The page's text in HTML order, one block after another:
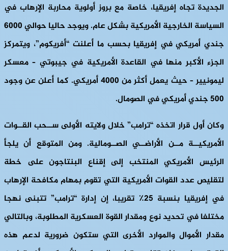
الجديدة تجاه إفريقيا، خاصة مع بروز أولوية محاربة الإرهاب في
السياسة الخارجية الأمريكية بشكل عام. ويوجد حاليا حوالي 6000
جندي أمريكي في إفريقيا بحسب ما أعلنت “أفريكوم”، ويتمركز
الجزء الأكبر منها في القاعدة الأمريكية في جيبوتي – معسكر
ليمونيير – حيث يعمل أكثر من 4000 أمريكي. كما أعلن عن وجود
500 جندي أمريكي في الصومال.
وكان أول قرار اتخذه “ترامب” خلال ولايته الأولى ســحب القــوات
الأمريكيــة مــن الأراضــي الصــومالية. ومن المتوقع أن يلجأ
الرئيس الأمريكي المنتخب إلى إقناع البنتاجون على خطة
لتقليص عدد القوات الأمريكية التي تقوم بمهام مكافحة الإرهاب
في إفريقيا بنسبة 25٪ تقريبا، إن إدارة “ترامب” تتبنى نهجا
مختلفا في تحديد نوع ومقدار القوة العسكرية المطلوبة، وبالتالي
مقدار الأموال والموارد الأخرى التي ستكون ضرورية لدعم هذه